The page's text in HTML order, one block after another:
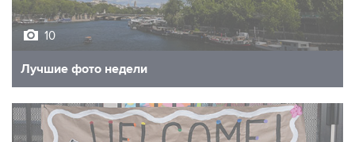
10
Лучшие фото недели